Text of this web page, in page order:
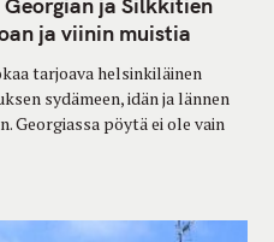
ja viinin muistia
tarjoava helsinkiläinen
sydämeen, idän ja lännen
Georgiassa pöytä ei ole vain